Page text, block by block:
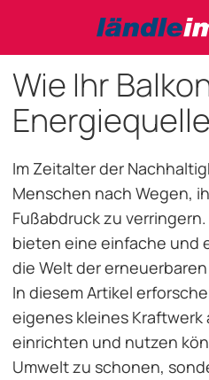
Wie Ihr
Im Zeitalter der
Menschen nach Wegen,
Fußabdruck zu
bieten eine einfache und
die Welt der
In diesem Artikel
eigenes kleines Kraftwerk
einrichten und nutzen
Umwelt zu schonen,